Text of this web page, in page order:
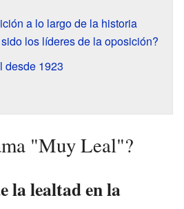
a lo largo de la historia
los líderes de la oposición?
desde 1923
"Muy Leal"?
la lealtad en la